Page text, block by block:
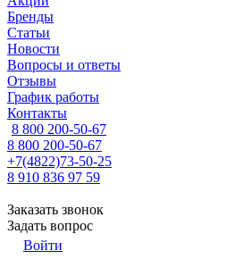
Бренды
Статьи
Новости
Вопросы и ответы
Отзывы
График работы
Контакты
8 800 200-50-67
8 800 200-50-67
+7(4822)73-50-25
8 910 836 97 59
Заказать звонок
Задать вопрос
Войти